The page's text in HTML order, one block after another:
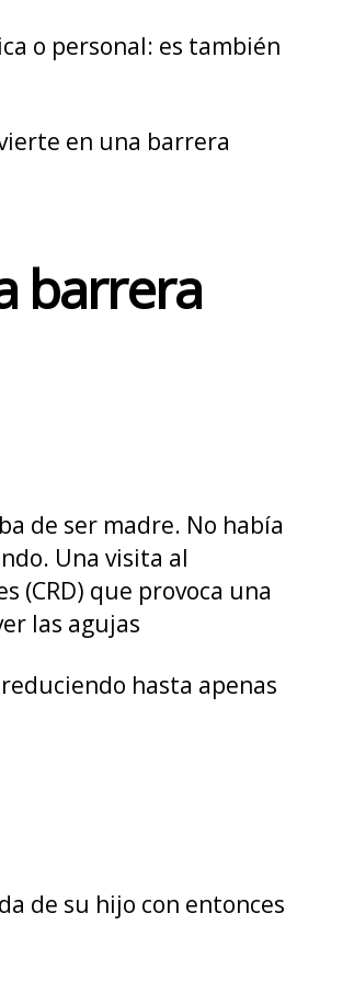
o personal: es también
en una barrera
barrera
de ser madre. No había
Una visita al
(CRD) que provoca una
las agujas
hasta apenas
de su hijo con entonces